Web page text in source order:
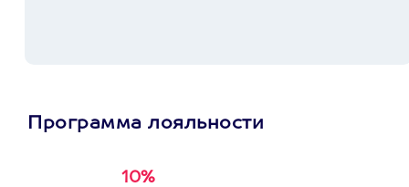
Программа лояльности
10%